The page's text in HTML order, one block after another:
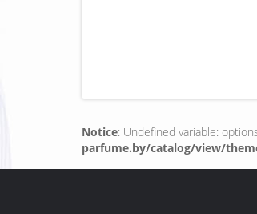
Notice: Undefined variable:
parfume.by/catalog/view/